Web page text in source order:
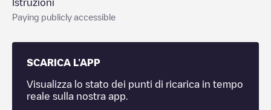
Istruzioni
Paying publicly accessible
SCARICA L'APP
Visualizza lo stato dei punti di ricarica in tempo
reale sulla nostra app.